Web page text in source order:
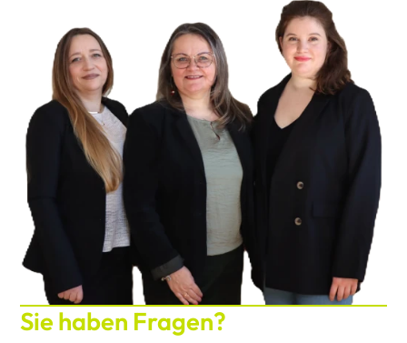
Sie haben Fragen?